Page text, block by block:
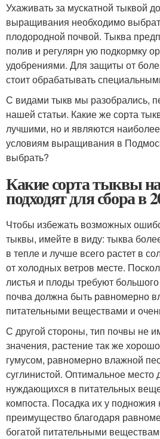
Ухаживать за мускатной тыквой
выращивания необходимо
плодородной почвой. Тыква
полив и регулярн ую подкормку
удобрениями. Для защиты от
стоит обрабатывать
С видами тыкв мы разобрались,
нашей статьи. Какие же сорта
лучшими, но и являются
условиям выращивания в
выбрать?
Какие сорта тыквы
подходят для сбора в
Чтобы избежать возможных
тыквы, имейте в виду: тыква
в тепле и лучше всего растет в
от холодных ветров месте.
листья и плоды требуют
почва должна быть равномерно
питательными веществами и
С другой стороны, тип почвы не
значения, растение так же
гумусом, равномерно влажной
суглинистой. Оптимальное место
нуждающихся в питательных
компоста. Посадка их у подножия
преимущество благодаря
богатой питательными